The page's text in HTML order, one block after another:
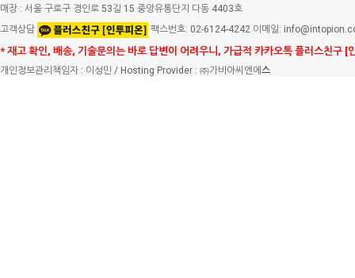
매장 : 서울 구로구 경인로 53길 15 중앙유통단지 다동 4403호
고객상담
팩스번호: 02-6124-4242 이메일:
* 재고 확인, 배송, 기술문의는 바로 답변이 어려우니, 가급적 카카오톡 플러스친구 [
개인정보관리책임자 : 이성민 / Hosting Provider : ㈜가비아씨엔에 스